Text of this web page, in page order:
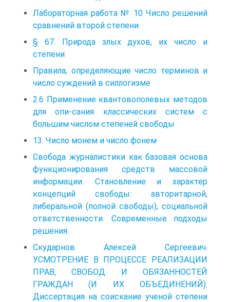
Лабораторная работа № 10 Число решений
сравнений второй степени.
§ 67. Природа злых духов, их число и
степени
Правила, определяющие число терминов и
число суждений в силлогизме
2.6 Применение квантовополевых методов
для опи-сания классических систем с
большим числом степеней свободы
13. Число монем и число фонем
Свобода журналистики как базовая основа
функционирования средств массовой
информации. Становление и характер
концепций свободы: авторитарной,
либеральной (полной свободы), социальной
ответственности. Современные подходы
решения.
Скударнов Алексей Сергеевич.
УСМОТРЕНИЕ В ПРОЦЕССЕ РЕАЛИЗАЦИИ
ПРАВ, СВОБОД И ОБЯЗАННОСТЕЙ
ГРАЖДАН (И ИХ ОБЪЕДИНЕНИЙ).
Диссертация на соискание ученой степени